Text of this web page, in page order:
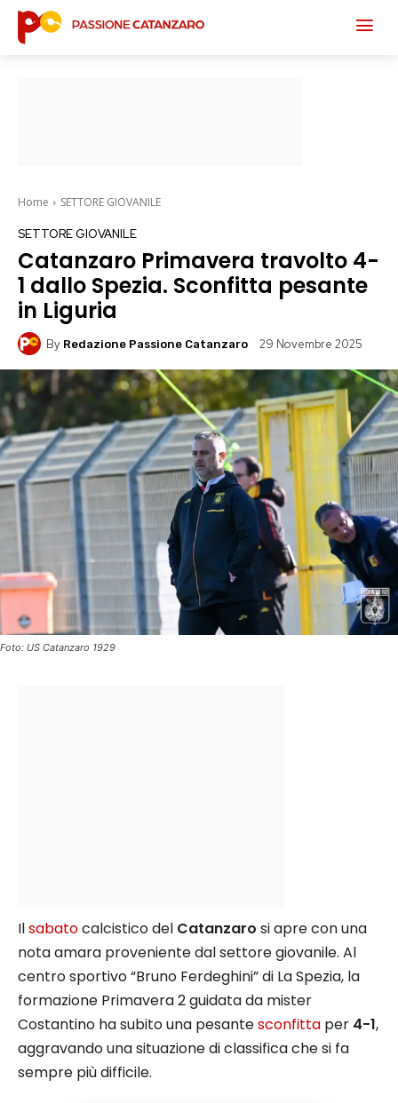
Home SETTORE GIOVANILE
SETTORE GIOVANILE
Catanzaro Primavera travolto 4-
1 dallo Spezia. Sconfitta pesante
in Liguria
By Redazione Passione Catanzaro 29 Novembre 2025
Foto: US Catanzaro 1929
Ilsabatocalcistico del Catanzaro si apre con una
nota amara proveniente dal settore giovanile. Al
centro sportivo “Bruno Ferdeghini” di La Spezia, la
formazione Primavera 2 guidata da mister
Costantino ha subito una pesantesconfitta per 4-1,
aggravando una situazione di classifica che si fa
sempre più difficile.